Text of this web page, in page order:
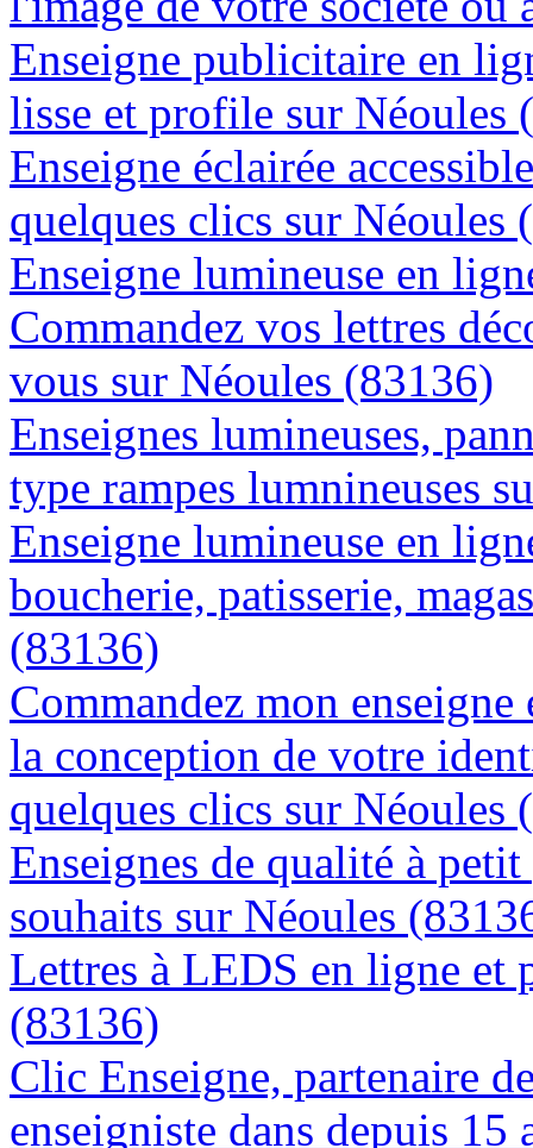
Enseigne publicitaire en
lisse et profile sur Néoules
Enseigne éclairée
quelques clics sur Néoules
Enseigne lumineuse en
Commandez vos lettres
vous sur Néoules (83136)
Enseignes lumineuses,
type rampes lumnineuses
Enseigne lumineuse en
boucherie, patisserie,
(83136)
Commandez mon
la conception de votre
quelques clics sur Néoules
Enseignes de qualité à
souhaits sur Néoules
Lettres à LEDS en ligne et
(83136)
Clic Enseigne, partenaire
enseigniste dans depuis 15